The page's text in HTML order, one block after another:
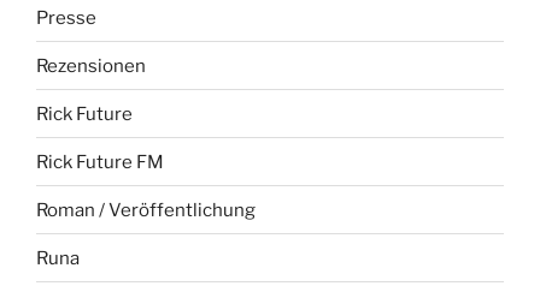
Presse
Rezensionen
Rick Future
Rick Future FM
Roman / Veröffentlichung
Runa